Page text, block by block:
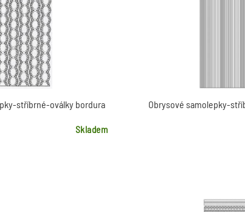
stříbrné-oválky bordura
Skladem
Obrysové samolepky-